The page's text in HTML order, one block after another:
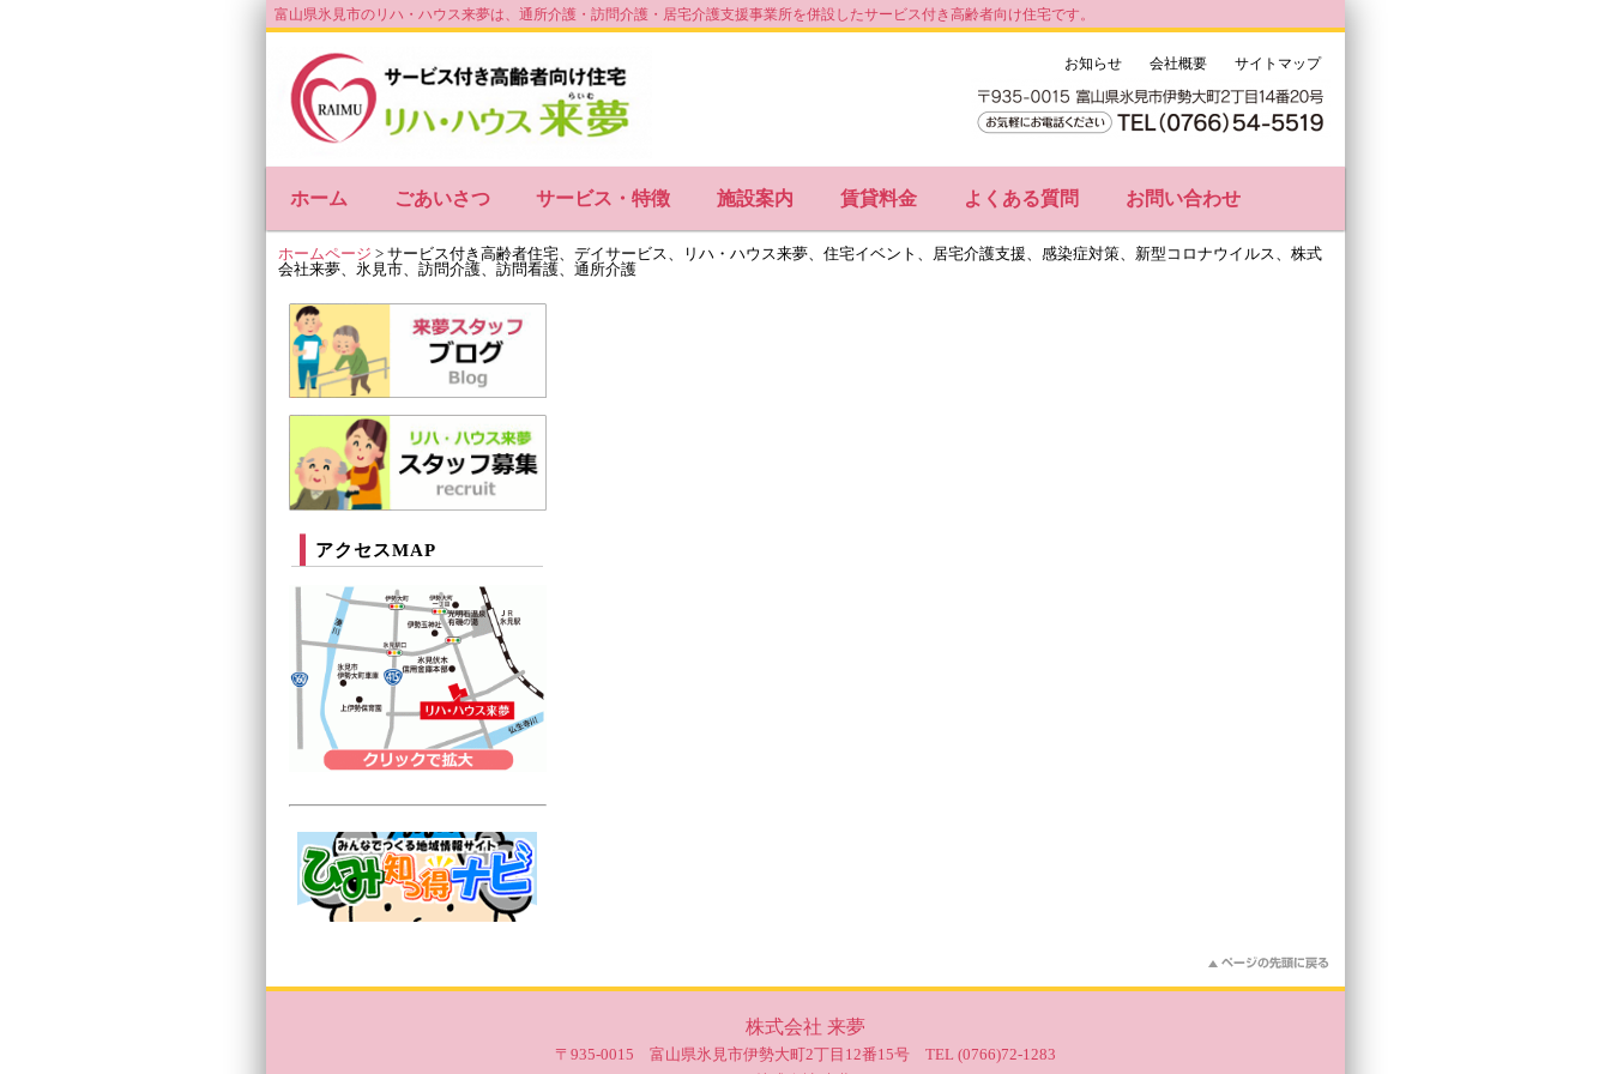
富山県氷見市のリハ・ハウス来夢は、通所介護・訪問介護・居宅介護支援事業所を併設したサービス付き高齢者向け住宅です。
お知らせ 会社概要 サイトマップ
ホーム ごあいさつ サービス・特徴 施設案内 賃貸料金 よくある質問 お問い合わせ
ホームページ > サービス付き高齢者住宅、デイサービス、リハ・ハウス来夢、住宅イベント、居宅介護支援、感染症対策、新型コロナウイルス、株式
会社来夢、氷見市、訪問介護、訪問看護、通所介護
アクセスMAP
株式会社 来夢
〒935-0015 富山県氷見市伊勢大町2丁目12番15号 TEL (0766)72-1283